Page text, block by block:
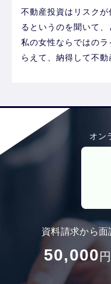
不動産投資はリスク
るというのを聞いて、
私の女性ならではの
らえて、納得して不動
オン
資料請求から
50,000